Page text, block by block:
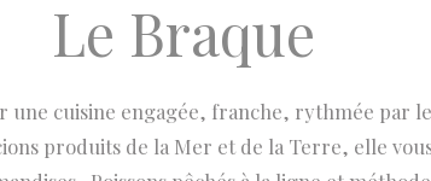
Le Braque
une cuisine engagée, franche, rythmée par
produits de la Mer et de la Terre, elle